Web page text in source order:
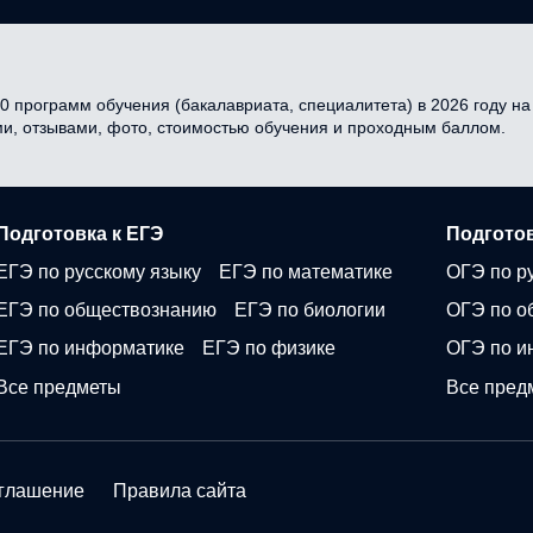
обучения (бакалавриата, специалитета) в 2026 году
отзывами, фото, стоимостью обучения и проходным баллом.
к ЕГЭ
по русскому языку
ЕГЭ по математике
по обществознанию
ЕГЭ по биологии
по информатике
ЕГЭ по физике
предметы
ОГЭ по
ОГЭ по
ОГЭ по
Все
Правила сайта